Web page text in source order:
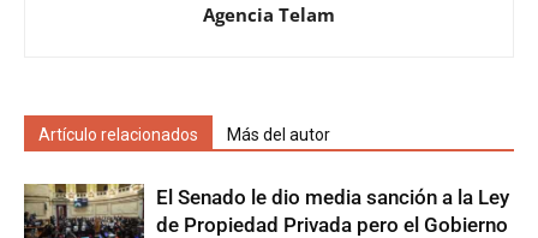
Agencia Telam
Artículo relacionados Más del autor
El Senado le dio media sanción a la Ley
de Propiedad Privada pero el Gobierno